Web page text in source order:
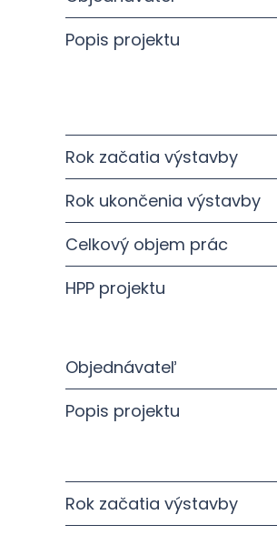
Popis projektu
Rok začatia výstavby
Rok ukončenia výstavby
Celkový objem prác
HPP projektu
Objednávateľ
Popis projektu
Rok začatia výstavby